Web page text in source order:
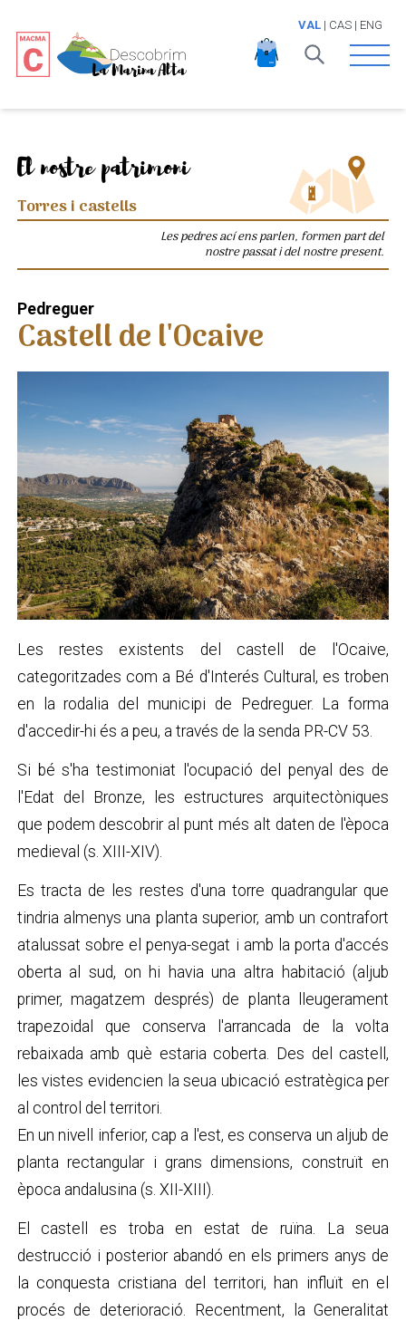
VAL| CAS| ENG
Open
El nostre patrimoni
Torres i castells
Les pedres ací ens parlen, formen part del
nostre passat i del nostre present.
Pedreguer
Castell de l'Ocaive
Les restes existents del castell de l'Ocaive,
categoritzades com a Bé d'Interés Cultural, es troben
en la rodalia del municipi de Pedreguer. La forma
d'accedir-hi és a peu, a través de la senda PR-CV 53.
Si bé s'ha testimoniat l'ocupació del penyal des de
l'Edat del Bronze, les estructures arquitectòniques
que podem descobrir al punt més alt daten de l'època
medieval (s. XIII-XIV).
Es tracta de les restes d'una torre quadrangular que
tindria almenys una planta superior, amb un contrafort
atalussat sobre el penya-segat i amb la porta d'accés
oberta al sud, on hi havia una altra habitació (aljub
primer, magatzem després) de planta lleugerament
trapezoidal que conserva l'arrancada de la volta
rebaixada amb què estaria coberta. Des del castell,
les vistes evidencien la seua ubicació estratègica per
al control del territori.
En un nivell inferior, cap a l'est, es conserva un aljub de
planta rectangular i grans dimensions, construït en
època andalusina (s. XII-XIII).
El castell es troba en estat de ruïna. La seua
destrucció i posterior abandó en els primers anys de
la conquesta cristiana del territori, han influït en el
procés de deterioració. Recentment, la Generalitat